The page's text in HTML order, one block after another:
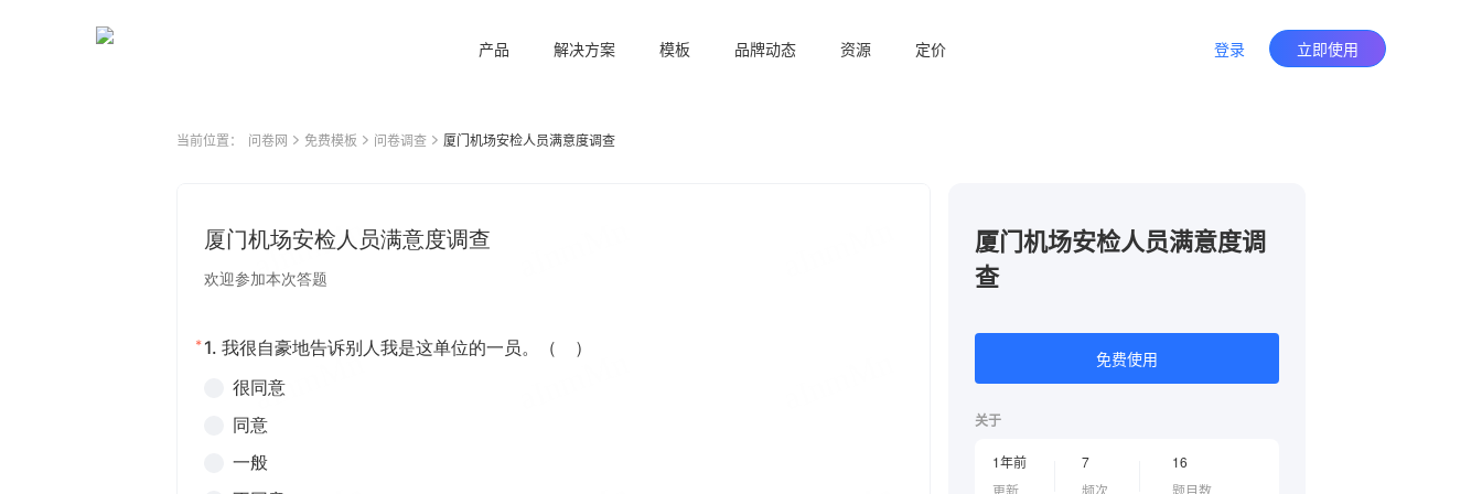
产品 解决方案 模板 品牌动态 资源 定价 登录 立即使用
当前位置： 问卷网 免费模板 问卷调查 厦门机场安检人员满意度调查
厦门机场安检人员满意度调
查
免费使用
关于
1年前
更新
7
频次
16
题目数